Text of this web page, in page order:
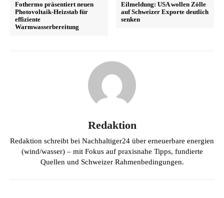
Fothermo präsentiert neuen
Photovoltaik-Heizstab für
effiziente
Warmwasserbereitung
Eilmeldung: USA wollen Zölle
auf Schweizer Exporte deutlich
senken
Redaktion
Redaktion schreibt bei Nachhaltiger24 über erneuerbare energien
(wind/wasser) – mit Fokus auf praxisnahe Tipps, fundierte
Quellen und Schweizer Rahmenbedingungen.